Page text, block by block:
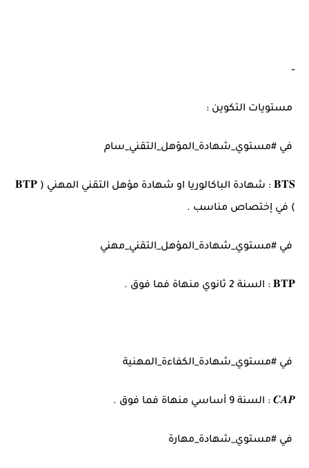
–
مستويات التكوين :
في #مستوي_شهادة_المؤهل_التقني_سام
𝐁𝐓𝐒 : شهادة الباكالوريا او شهادة مؤهل التقني المهني ( 𝐁𝐓𝐏
) في إختصاص مناسب .
في #مستوي_شهادة_المؤهل_التقني_مهني
𝐁𝐓𝐏 : السنة 2 ثانوي منهاة فما فوق .
في #مستوي_شهادة_الكفاءة_المهنية
𝑪𝑨𝑷 : السنة 9 أساسي منهاة فما فوق .
في #مستوي_شهادة_مهارة